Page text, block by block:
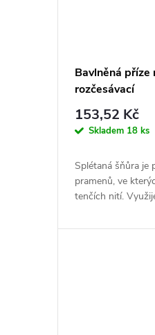
Bavlněná
rozčesávací
153,52 Kč
Skladem 18 ks
Splétaná šňůra je
pramenů, ve
tenčích nití.